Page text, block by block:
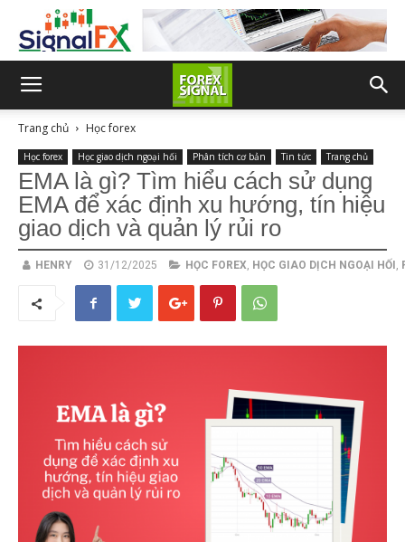
Trang chủ Học forex
Học forex Học giao dịch ngoại hối Phân tích cơ bản Tin tức Trang chủ
EMA là gì? Tìm hiểu cách sử dụng
EMA để xác định xu hướng, tín hiệu
giao dịch và quản lý rủi ro
HENRY 31/12/2025 HỌC FOREX, HỌC GIAO DỊCH NGOẠI HỐI ,